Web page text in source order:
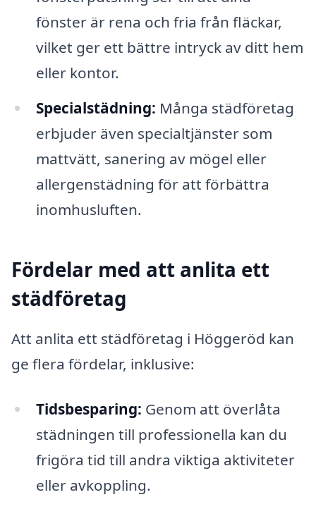
fönster är rena och fria från fläckar,
vilket ger ett bättre intryck av ditt hem
eller kontor.
Specialstädning: Många städföretag
erbjuder även specialtjänster som
mattvätt, sanering av mögel eller
allergenstädning för att förbättra
inomhusluften.
Fördelar med att anlita ett
städföretag
Att anlita ett städföretag i Höggeröd kan
ge flera fördelar, inklusive:
Tidsbesparing: Genom att överlåta
städningen till professionella kan du
frigöra tid till andra viktiga aktiviteter
eller avkoppling.